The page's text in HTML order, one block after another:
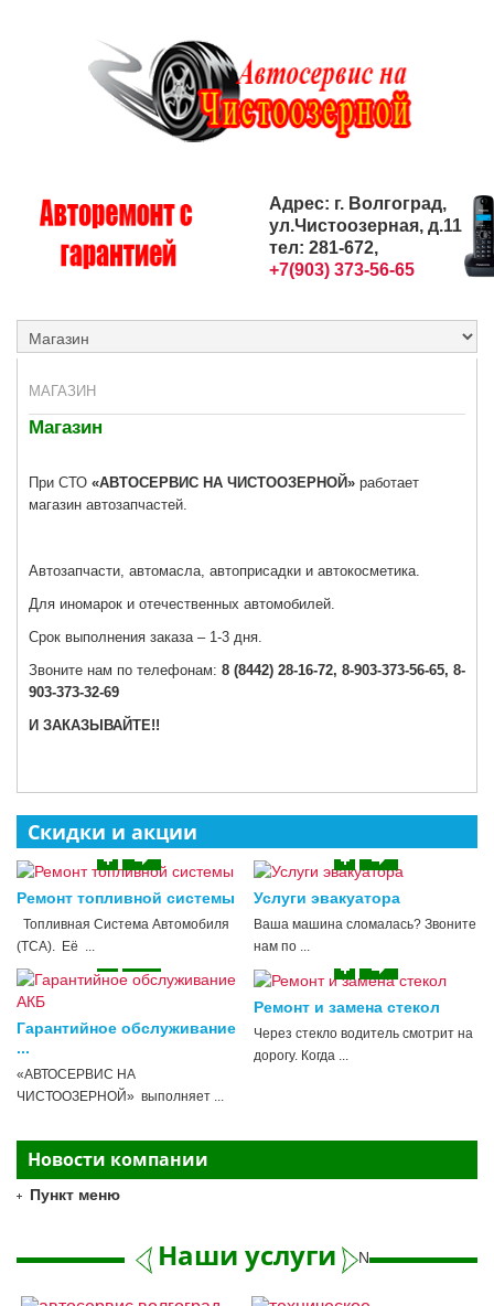
Адрес: г. Волгоград,
ул.Чистоозерная, д.11
тел: 281-672,
+7(903) 373-56-65
МАГАЗИН
Магазин
При СТО «АВТОСЕРВИС НА ЧИСТООЗЕРНОЙ» работает
магазин автозапчастей.
Автозапчасти, автомасла, автоприсадки и автокосметика.
Для иномарок и отечественных автомобилей.
Срок выполнения заказа – 1-3 дня.
Звоните нам по телефонам: 8 (8442) 28-16-72, 8-903-373-56-65, 8-
903-373-32-69
И ЗАКАЗЫВАЙТЕ!!
Скидки и акции
Ремонт топливной системы
Топливная Система Автомобиля
(ТСА). Её ...
Услуги эвакуатора
Ваша машина сломалась? Звоните
нам по ...
Гарантийное обслуживание
...
«АВТОСЕРВИС НА
ЧИСТООЗЕРНОЙ» выполняет ...
Ремонт и замена стекол
Через стекло водитель смотрит на
дорогу. Когда ...
Новости компании
Пункт меню
Наши услуги Next